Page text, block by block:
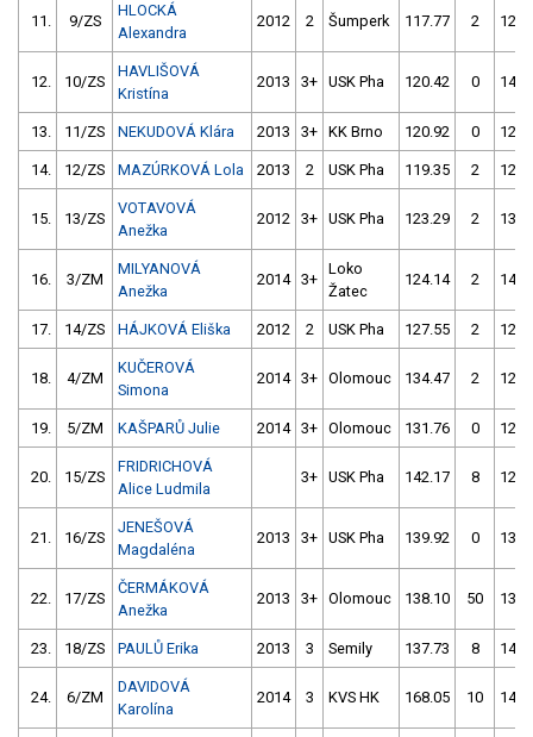
11. 9/ZS
HLOCKÁ
Alexandra
2012 2 Šumperk 117.77 2
12. 10/ZS
HAVLIŠOVÁ
Kristína
2013 3+ USK Pha 120.42 0
13. 11/ZS NEKUDOVÁ Klára 2013 3+ KK Brno 120.92 0
14. 12/ZS MAZÚRKOVÁ Lola 2013 2 USK Pha 119.35 2
15. 13/ZS
VOTAVOVÁ
Anežka
2012 3+ USK Pha 123.29 2
16. 3/ZM
MILYANOVÁ
Anežka
2014 3+
Loko
Žatec
124.14 2
17. 14/ZS HÁJKOVÁ Eliška 2012 2 USK Pha 127.55 2
18. 4/ZM
KUČEROVÁ
Simona
2014 3+ Olomouc 134.47 2
19. 5/ZM KAŠPARŮ Julie 2014 3+ Olomouc 131.76 0
20. 15/ZS
FRIDRICHOVÁ
Alice Ludmila
3+ USK Pha 142.17 8
21. 16/ZS
JENEŠOVÁ
Magdaléna
2013 3+ USK Pha 139.92 0
22. 17/ZS
ČERMÁKOVÁ
Anežka
2013 3+ Olomouc 138.10 50
23. 18/ZS PAULŮ Erika 2013 3 Semily 137.73 8
24. 6/ZM
DAVIDOVÁ
Karolína
2014 3 KVS HK 168.05 10